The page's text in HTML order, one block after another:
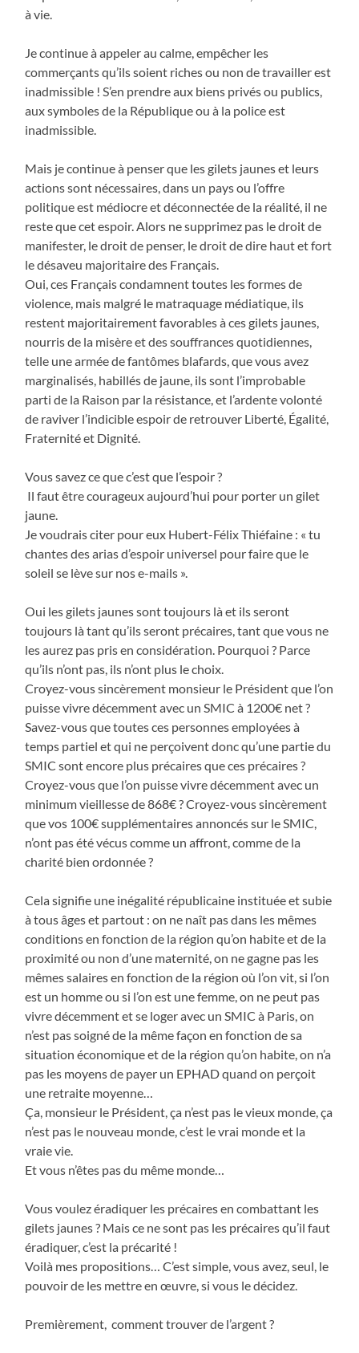
à vie.
Je continue à appeler au calme, empêcher les
commerçants qu’ils soient riches ou non de travailler est
inadmissible ! S’en prendre aux biens privés ou publics,
aux symboles de la République ou à la police est
inadmissible.
Mais je continue à penser que les gilets jaunes et leurs
actions sont nécessaires, dans un pays ou l’offre
politique est médiocre et déconnectée de la réalité, il ne
reste que cet espoir. Alors ne supprimez pas le droit de
manifester, le droit de penser, le droit de dire haut et fort
le désaveu majoritaire des Français.
Oui, ces Français condamnent toutes les formes de
violence, mais malgré le matraquage médiatique, ils
restent majoritairement favorables à ces gilets jaunes,
nourris de la misère et des souffrances quotidiennes,
telle une armée de fantômes blafards, que vous avez
marginalisés, habillés de jaune, ils sont l’improbable
parti de la Raison par la résistance, et l’ardente volonté
de raviver l’indicible espoir de retrouver Liberté, Égalité,
Fraternité et Dignité.
Vous savez ce que c’est que l’espoir ?
Il faut être courageux aujourd’hui pour porter un gilet
jaune.
Je voudrais citer pour eux Hubert-Félix Thiéfaine : « tu
chantes des arias d’espoir universel pour faire que le
soleil se lève sur nos e-mails ».
Oui les gilets jaunes sont toujours là et ils seront
toujours là tant qu’ils seront précaires, tant que vous ne
les aurez pas pris en considération. Pourquoi ? Parce
qu’ils n’ont pas, ils n’ont plus le choix.
Croyez-vous sincèrement monsieur le Président que l’on
puisse vivre décemment avec un SMIC à 1200€ net ?
Savez-vous que toutes ces personnes employées à
temps partiel et qui ne perçoivent donc qu’une partie du
SMIC sont encore plus précaires que ces précaires ?
Croyez-vous que l’on puisse vivre décemment avec un
minimum vieillesse de 868€ ? Croyez-vous sincèrement
que vos 100€ supplémentaires annoncés sur le SMIC,
n’ont pas été vécus comme un affront, comme de la
charité bien ordonnée ?
Cela signifie une inégalité républicaine instituée et subie
à tous âges et partout : on ne naît pas dans les mêmes
conditions en fonction de la région qu’on habite et de la
proximité ou non d’une maternité, on ne gagne pas les
mêmes salaires en fonction de la région où l’on vit, si l’on
est un homme ou si l’on est une femme, on ne peut pas
vivre décemment et se loger avec un SMIC à Paris, on
n’est pas soigné de la même façon en fonction de sa
situation économique et de la région qu’on habite, on n’a
pas les moyens de payer un EPHAD quand on perçoit
une retraite moyenne…
Ça, monsieur le Président, ça n’est pas le vieux monde, ça
n’est pas le nouveau monde, c’est le vrai monde et la
vraie vie.
Et vous n’êtes pas du même monde…
Vous voulez éradiquer les précaires en combattant les
gilets jaunes ? Mais ce ne sont pas les précaires qu’il faut
éradiquer, c’est la précarité !
Voilà mes propositions… C’est simple, vous avez, seul, le
pouvoir de les mettre en œuvre, si vous le décidez.
Premièrement, comment trouver de l’argent ?